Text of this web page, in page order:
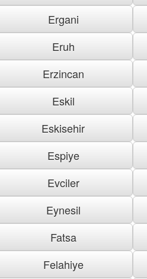
Ergani
Eruh
Erzincan
Eskil
Eskisehir
Espiye
Evciler
Eynesil
Fatsa
Felahiye